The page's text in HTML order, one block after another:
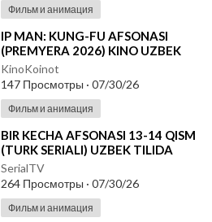
Фильм и анимация
⁣IP MAN: KUNG-FU AFSONASI
(PREMYERA 2026) KINO UZBEK
TILIDA - SKACHAT
KinoKoinot
147 Просмотры · 07/30/26
Фильм и анимация
⁣BIR KECHA AFSONASI 13-14 QISM
(TURK SERIALI) UZBEK TILIDA
SerialTV
264 Просмотры · 07/30/26
Фильм и анимация